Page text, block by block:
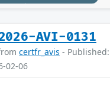
2026-AVI-0131
certfr_avis -
02-06